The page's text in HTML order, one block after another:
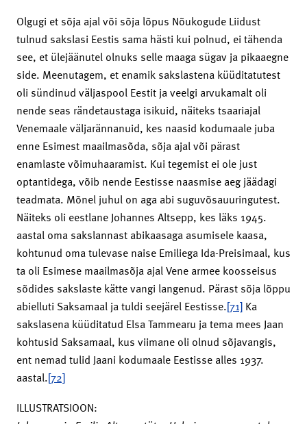
Olgugi et sõja ajal või sõja lõpus Nõukogude Liidust
tulnud sakslasi Eestis sama hästi kui polnud, ei tähenda
see, et ülejäänutel olnuks selle maaga sügav ja pikaaegne
side. Meenutagem, et enamik sakslastena küüditatutest
oli sündinud väljaspool Eestit ja veelgi arvukamalt oli
nende seas rändetaustaga isikuid, näiteks tsaariajal
Venemaale väljarännanuid, kes naasid kodumaale juba
enne Esimest maailmasõda, sõja ajal või pärast
enamlaste võimuhaaramist. Kui tegemist ei ole just
optantidega, võib nende Eestisse naasmise aeg jäädagi
teadmata. Mõnel juhul on aga abi suguvõsauuringutest.
Näiteks oli eestlane Johannes Altsepp, kes läks 1945.
aastal oma sakslannast abikaasaga asumisele kaasa,
kohtunud oma tulevase naise Emiliega Ida-Preisimaal, kus
ta oli Esimese maailmasõja ajal Vene armee koosseisus
sõdides sakslaste kätte vangi langenud. Pärast sõja lõppu
abielluti Saksamaal ja tuldi seejärel Eestisse.[71] Ka
sakslasena küüditatud Elsa Tammearu ja tema mees Jaan
kohtusid Saksamaal, kus viimane oli olnud sõjavangis,
ent nemad tulid Jaani kodumaale Eestisse alles 1937.
aastal.[72]
ILLUSTRATSIOON: